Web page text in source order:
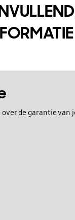
de garantie van